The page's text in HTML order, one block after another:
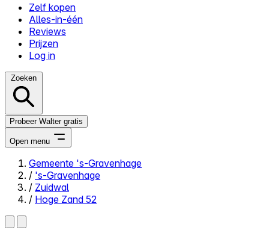
Zelf kopen
Alles-in-één
Reviews
Prijzen
Log in
Zoeken
Probeer Walter gratis
Open menu
Close menu
Gemeente 's-Gravenhage
/ 's-Gravenhage
/ Zuidwal
/ Hoge Zand 52